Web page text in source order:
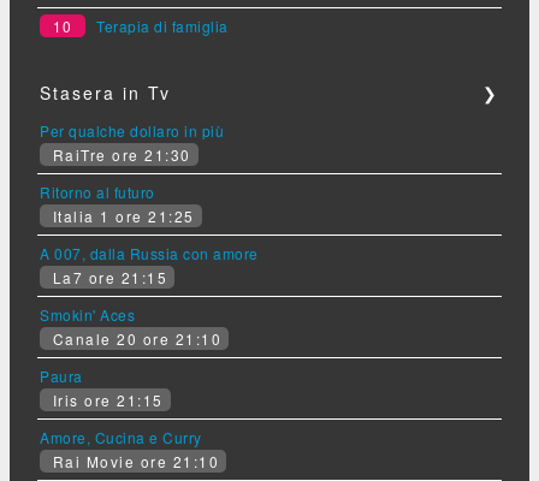
10
Terapia di famiglia
Stasera in Tv ❯
Per qualche dollaro in più
RaiTre ore 21:30
Ritorno al futuro
Italia 1 ore 21:25
A 007, dalla Russia con amore
La7 ore 21:15
Smokin' Aces
Canale 20 ore 21:10
Paura
Iris ore 21:15
Amore, Cucina e Curry
Rai Movie ore 21:10